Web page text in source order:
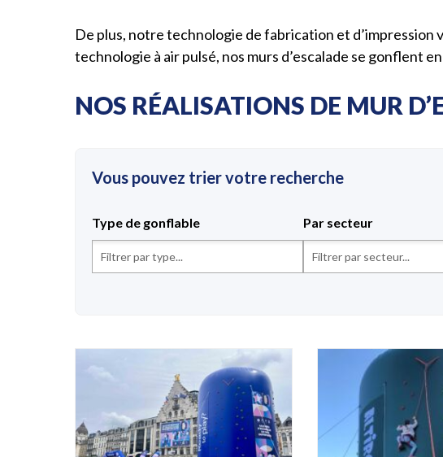
De plus, notre technologie de fabrication et
technologie à air pulsé, nos murs d’escalade se gonflent
NOS RÉALISATIONS DE MUR
Vous pouvez trier votre recherche
Type de gonflable Par secteur